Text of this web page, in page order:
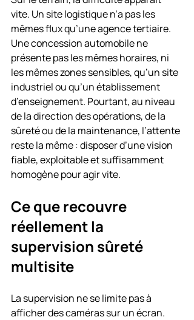
vite. Un site logistique n’a pas les
mêmes flux qu’une agence tertiaire.
Une concession automobile ne
présente pas les mêmes horaires, ni
les mêmes zones sensibles, qu’un site
industriel ou qu’un établissement
d’enseignement. Pourtant, au niveau
de la direction des opérations, de la
sûreté ou de la maintenance, l’attente
reste la même : disposer d’une vision
fiable, exploitable et suffisamment
homogène pour agir vite.
Ce que recouvre
réellement la
supervision sûreté
multisite
La supervision ne se limite pas à
afficher des caméras sur un écran.